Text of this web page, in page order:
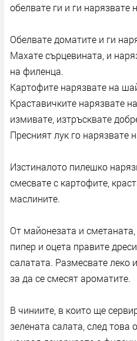
обелвате ги и ги нарязвате
Обелвате доматите и ги
Махате сърцевината, и
на филенца.
Картофите нарязвате на
Краставичките нарязвате
измивате, изтръсквате
Пресният лук го нарязвате
Изстиналото пилешко
смесвате с картофите,
маслините.
От майонезата и
пипер и оцета правите
салатата. Размесвате леко
за да се смесят ароматите.
В чиниите, в които ще
зелената салата, след това